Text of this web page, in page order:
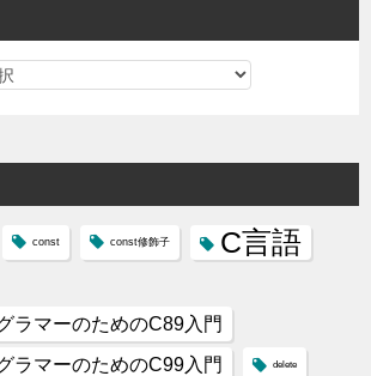
const const修飾子 C言語
ラマーのためのC89入門
ラマーのためのC99入門
delete